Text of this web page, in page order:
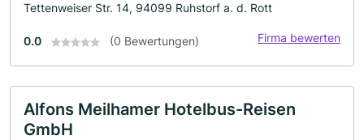
Tettenweiser Str. 14, 94099 Ruhstorf a. d. Rott
0.0 (0 Bewertungen) Firma bewerten
Alfons Meilhamer Hotelbus-Reisen
GmbH